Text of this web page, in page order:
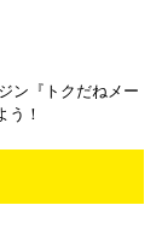
ン『トクだねメー
う！